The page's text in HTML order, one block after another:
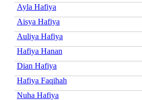
Ayla Hafiya
Aisya Hafiya
Auliya Hafiya
Hafiya Hanan
Dian Hafiya
Hafiya Faqihah
Nuha Hafiya